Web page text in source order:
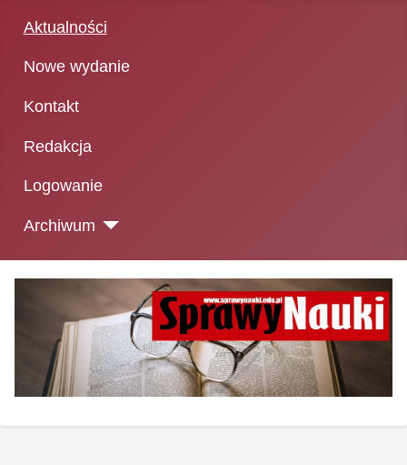
Aktualności
Nowe wydanie
Kontakt
Redakcja
Logowanie
Archiwum